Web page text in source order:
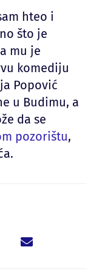
hteo i
što je
mu je
komediju
Popović
u Budimu, a
da se
pozorištu,